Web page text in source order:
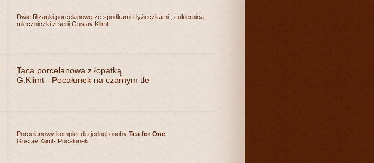
Dwie filizanki porcelanowe ze spodkami i łyżeczkami , cukiernica,
mleczniczki z serii Gustav Klimt
Taca porcelanowa z łopatką
G.Klimt - Pocałunek na czarnym tle
Porcelanowy komplet dla jednej osoby Tea for One
Gustav Klimt- Pocałunek